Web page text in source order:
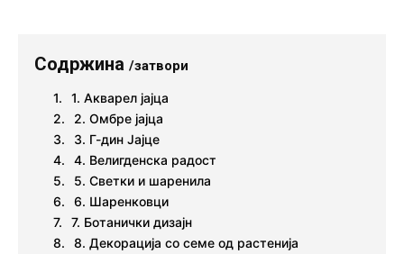
Содржина /затвори
1. Акварел јајца
2. Омбре јајца
3. Г-дин Јајце
4. Велигденска радост
5. Светки и шаренила
6. Шаренковци
7. Ботанички дизајн
8. Декорација со семе од растенија